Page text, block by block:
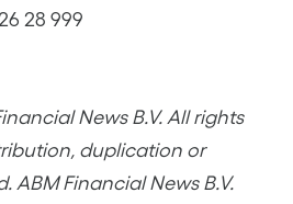
28 999
News B.V. All rights
duplication or
ABM Financial News B.V.